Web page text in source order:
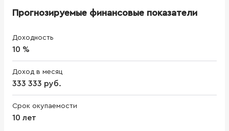
Прогнозируемые финансовые показатели
Доходность
10 %
Доход в месяц
333 333 руб.
Срок окупаемости
10 лет